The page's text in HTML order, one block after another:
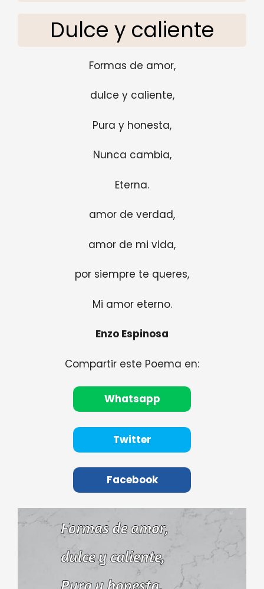
Dulce y caliente
Formas de amor,
dulce y caliente,
Pura y honesta,
Nunca cambia,
Eterna.
amor de verdad,
amor de mi vida,
por siempre te queres,
Mi amor eterno.
Enzo Espinosa
Compartir este Poema en:
Whatsapp
Twitter
Facebook